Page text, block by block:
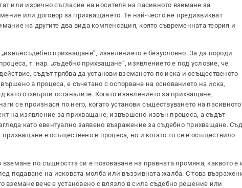
или изрично съгласие на носителя на пасивното вземане за
или договор за прихващането. Те най-често не предизвикват
на другите два вида компенсация, която съвременната теория и
прихващане“, изявлението е безусловно. За да породи
т. нар. „съдебно прихващане“, изявлението е под условие, че
съдът трябва да установи вземането по иска и осъщественото
в процеса, е съчетано с оспорване на основанието на иска,
отхвърли останалите. Когато изявлението за прихващане,
се произнася по него, когато установи съществуването на пасивното
на изявление за прихващане, извършено извън процеса, а съдът
като евентуално заявено възражение за съдебно прихващане.
е осъществено в процеса, но и когато то се е осъществило
по същността си е позоваване на правната промяна, каквото е
подаване на исковата молба или въззивната жалба. С това
вземане вече е установено с влязло в сила съдебно решение или